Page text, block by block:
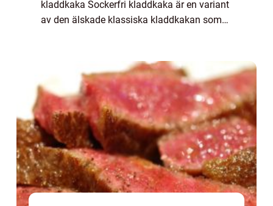
kladdkaka Sockerfri kladdkaka är en variant
av den älskade klassiska kladdkakan som